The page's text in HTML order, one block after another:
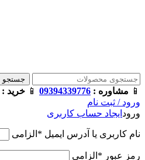
جستجو
📱 مشاوره : 09394339776
📱 خرید :
ورود / ثبت نام
ورود ایجاد حساب کاربری
نام کاربری یا آدرس ایمیل * الزامی
رمز عبور * الزامی